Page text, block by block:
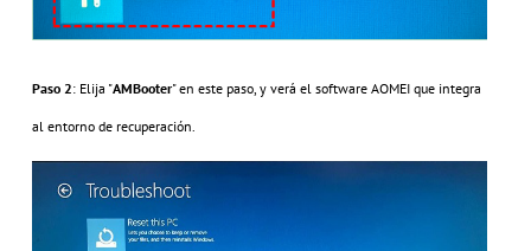
Paso 2: Elija "AMBooter" en este paso, y verá el software AOMEI que integra
al entorno de recuperación.